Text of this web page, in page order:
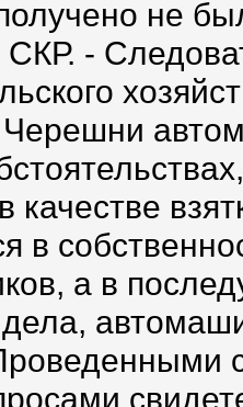
не
-
Черешни
качестве
в
а в
дела,